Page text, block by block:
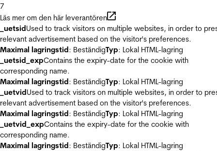
7
Läs mer om den här leverantören
_uetsidUsed to track visitors on multiple websites, in order to
relevant advertisement based on the visitor's preferences.
Maximal lagringstid: BeständigTyp: Lokal HTML-lagring
_uetsid_expContains the expiry-date for the cookie with
corresponding name.
Maximal lagringstid: BeständigTyp: Lokal HTML-lagring
_uetvidUsed to track visitors on multiple websites, in order to
relevant advertisement based on the visitor's preferences.
Maximal lagringstid: BeständigTyp: Lokal HTML-lagring
_uetvid_expContains the expiry-date for the cookie with
corresponding name.
Maximal lagringstid: BeständigTyp: Lokal HTML-lagring